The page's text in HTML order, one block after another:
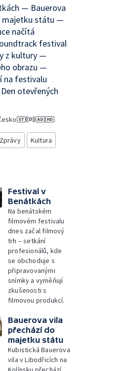
— Bauerova
majetku státu —
načítá
festival
z kultury —
obrazu —
na festivalu
otevřených
Zprávy Kultura
Festival v
Benátkách
Na benátském
filmovém festivalu
dnes začal filmový
trh – setkání
profesionálů, kde
se obchoduje s
připravovanými
snímky a vyměňují
zkušenosti s
filmovou produkcí.
Bauerova vila
přechází do
majetku státu
Kubistická Bauerova
vila v Libodřicích na